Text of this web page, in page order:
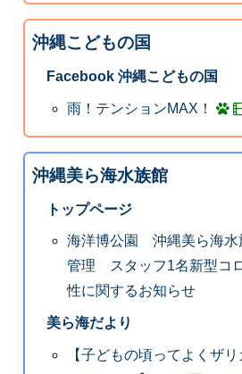
沖縄こどもの国
Facebook 沖縄こどもの国
雨！テンションMAX！
沖縄美ら海水族館
トップページ
海洋博公園 沖縄美ら海水
管理 スタッフ1名新型コ
性に関するお知らせ
美ら海だより
【子どもの頃ってよくザ